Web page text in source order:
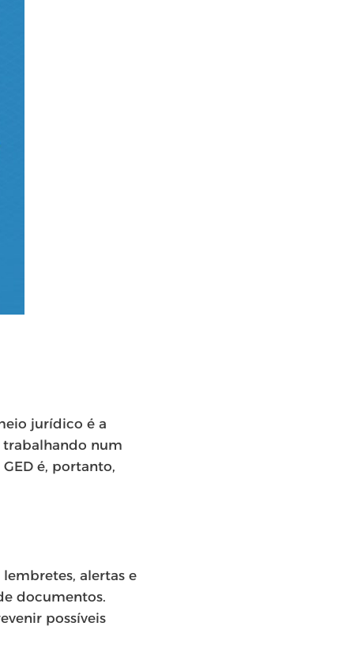
jurídico é a
trabalhando num
é, portanto,
alertas e
documentos.
possíveis